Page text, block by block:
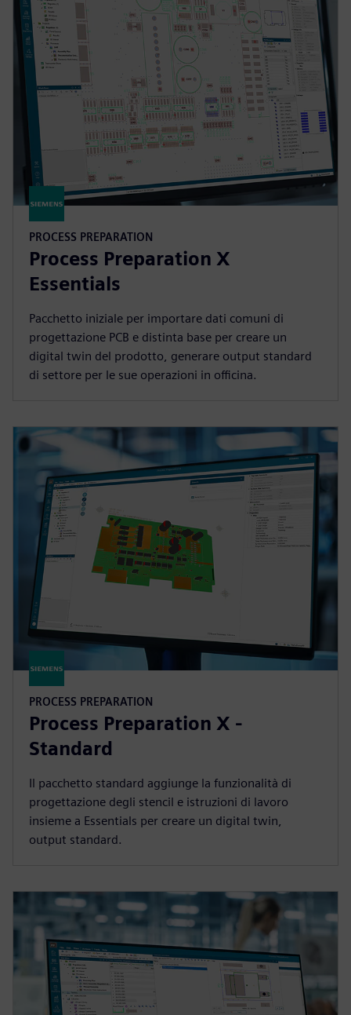
PROCESS PREPARATION
Process Preparation X
Essentials
Pacchetto iniziale per importare dati comuni di
progettazione PCB e distinta base per creare un
digital twin del prodotto, generare output standard
di settore per le sue operazioni in officina.
PROCESS PREPARATION
Process Preparation X -
Standard
Il pacchetto standard aggiunge la funzionalità di
progettazione degli stencil e istruzioni di lavoro
insieme a Essentials per creare un digital twin,
output standard.